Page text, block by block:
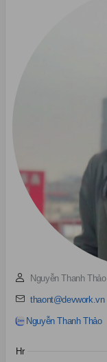
Nguyễn Thanh Thảo
thaont@devwork.vn
Nguyễn Thanh Thảo
Hr